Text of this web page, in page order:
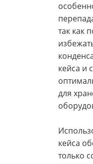
так как
кейса и
для
кейса
только